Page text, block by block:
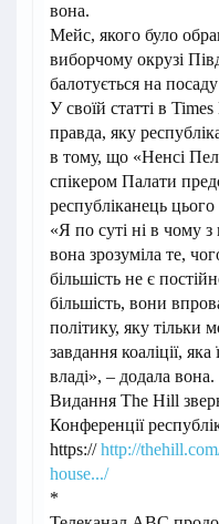
вона.
Мейс, якого було
виборчому окрузі
балотується на
У своїй статті в
правда, яку
в тому, що «Ненсі
спікером Палати
республіканець цього
«Я по суті ні в чому
вона зрозуміла те,
більшість не є
більшість, вони
політику, яку
завдання коаліції,
владі», – додала вона.
Видання The Hill
Конференції
https://http://
house.../
*